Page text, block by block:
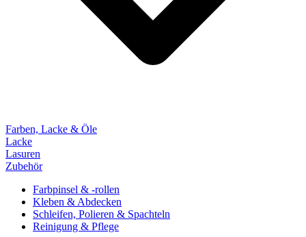
Farben, Lacke & Öle
Lacke
Lasuren
Zubehör
Farbpinsel & -rollen
Kleben & Abdecken
Schleifen, Polieren & Spachteln
Reinigung & Pflege